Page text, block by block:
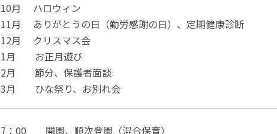
10月 ハロウィン
11月 ありがとうの日（勤労感謝の日）、定期健康診断
12月 クリスマス会
1月 お正月遊び
2月 節分、保護者面談
3月 ひな祭り、お別れ会
7：00 開園、順次登園（混合保育）